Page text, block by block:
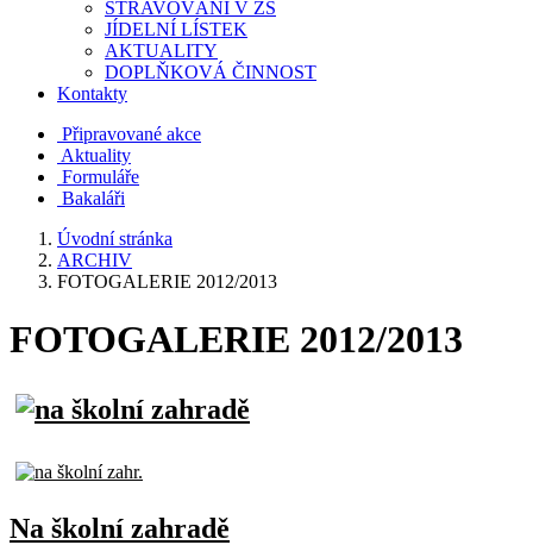
STRAVOVÁNÍ V ZŠ
JÍDELNÍ LÍSTEK
AKTUALITY
DOPLŇKOVÁ ČINNOST
Kontakty
Připravované akce
Aktuality
Formuláře
Bakaláři
Úvodní stránka
ARCHIV
FOTOGALERIE 2012/2013
FOTOGALERIE 2012/2013
Na školní zahradě